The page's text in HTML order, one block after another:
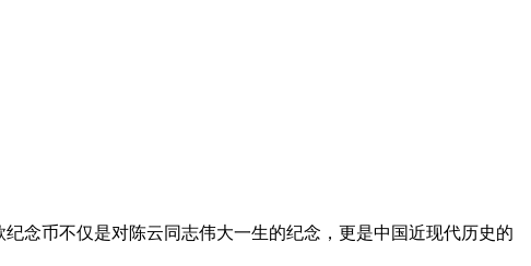
念币不仅是对陈云同志伟大一生的纪念，更是中国近现代历史的